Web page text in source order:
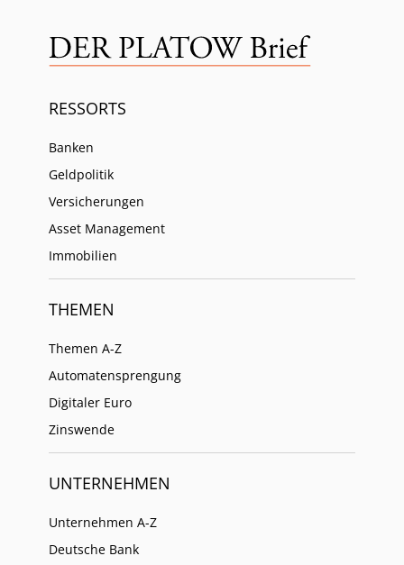
RESSORTS
Banken
Geldpolitik
Versicherungen
Asset Management
Immobilien
THEMEN
Themen A-Z
Automatensprengung
Digitaler Euro
Zinswende
UNTERNEHMEN
Unternehmen A-Z
Deutsche Bank